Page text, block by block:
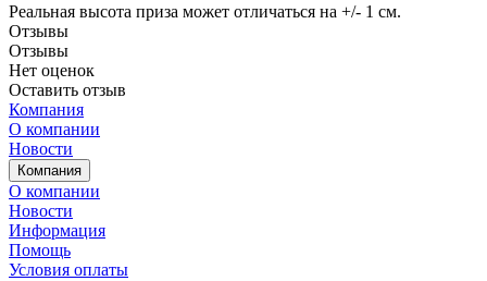
Реальная высота приза может отличаться на +/- 1 см.
Отзывы
Отзывы
Нет оценок
Оставить отзыв
Компания
О компании
Новости
Компания
О компании
Новости
Информация
Помощь
Условия оплаты